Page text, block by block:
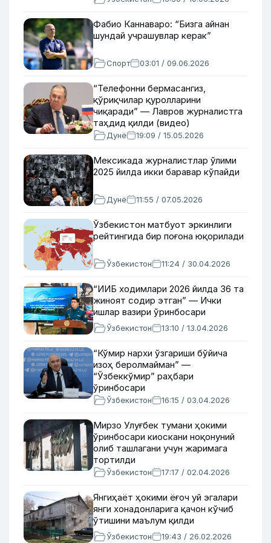
Фабио Каннаваро: “Бизга айнан
шундай учрашувлар керак”
Спорт 03:01 / 09.06.2026
“Телефонни бермасангиз,
қўриқчилар қуролларини
чиқаради” — Лавров журналистга
таҳдид қилди (видео)
Дунё 19:09 / 15.05.2026
Мексикада журналистлар ўлими
2025 йилда икки баравар кўпайди
Дунё 11:55 / 07.05.2026
Ўзбекистон матбуот эркинлиги
рейтингида бир поғона юқорилади
Ўзбекистон 11:24 / 30.04.2026
“ИИБ ходимлари 2026 йилда 36 та
жиноят содир этган” — Ички
ишлар вазири ўринбосари
Ўзбекистон 13:10 / 13.04.2026
“Кўмир нархи ўзгариши бўйича
изоҳ беролмайман” —
“Ўзбеккўмир” раҳбари
ўринбосари
Ўзбекистон 16:15 / 03.04.2026
Мирзо Улуғбек тумани ҳокими
ўринбосари киоскани ноқонуний
олиб ташлагани учун жаримага
тортилди
Ўзбекистон 17:17 / 02.04.2026
Янгиҳаёт ҳокими ёғоч уй эгалари
янги хонадонларига қачон кўчиб
ўтишини маълум қилди
Ўзбекистон 19:43 / 26.02.2026